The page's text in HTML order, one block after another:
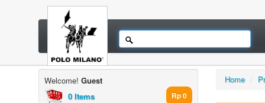
Welcome! Guest
0 Items
Rp 0
Home /